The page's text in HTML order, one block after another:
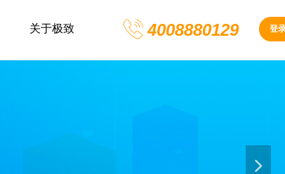
4008880129 登
关于极致
넲